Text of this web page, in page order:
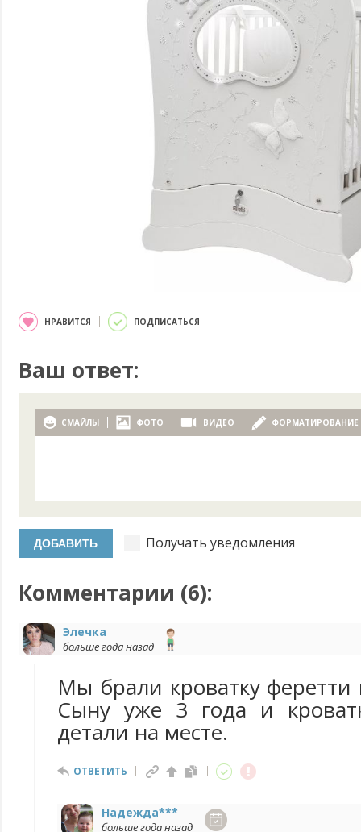
НРАВИТСЯ ПОДПИСАТЬСЯ
Ваш ответ:
СМАЙЛЫ ФОТО ВИДЕО ФОРМАТИРОВАНИЕ
Получать уведомления
Комментарии (6):
Элечка
больше года назад
Мы брали кроватку
Сыну уже 3 года и
детали на месте.
ОТВЕТИТЬ
Надежда***
больше года назад